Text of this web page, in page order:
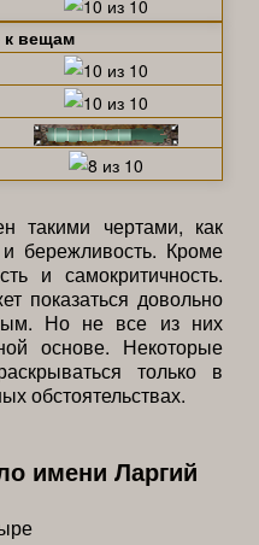
вещам
такими чертами, как
и бережливость. Кроме
и самокритичность.
показаться довольно
Но не все из них
основе. Некоторые
только в
обстоятельствах.
имени Ларгий